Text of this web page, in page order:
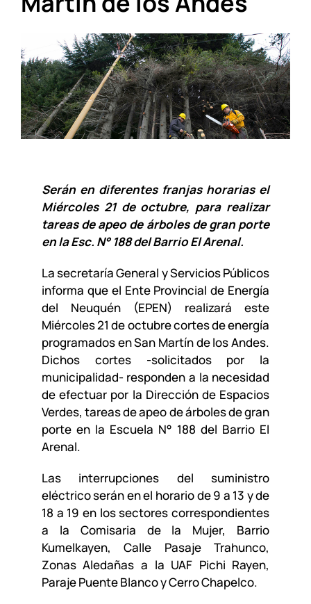
Serán en diferentes franjas horarias el
Miércoles 21 de octubre, para realizar
tareas de apeo de árboles de gran porte
en la Esc. N° 188 del Barrio El Arenal.
La secretaría General y Servicios Públicos
informa que el Ente Provincial de Energía
del Neuquén (EPEN) realizará este
Miércoles 21 de octubre cortes de energía
programados en San Martín de los Andes.
Dichos cortes -solicitados por la
municipalidad- responden a la necesidad
de efectuar por la Dirección de Espacios
Verdes, tareas de apeo de árboles de gran
porte en la Escuela N° 188 del Barrio El
Arenal.
Las interrupciones del suministro
eléctrico serán en el horario de 9 a 13 y de
18 a 19 en los sectores correspondientes
a la Comisaria de la Mujer, Barrio
Kumelkayen, Calle Pasaje Trahunco,
Zonas Aledañas a la UAF Pichi Rayen,
Paraje Puente Blanco y Cerro Chapelco.